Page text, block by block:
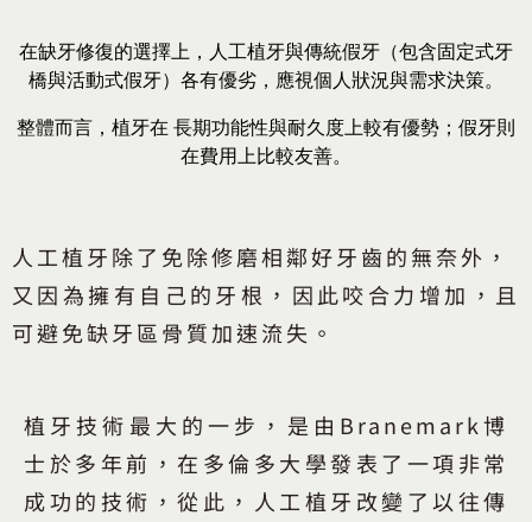
在缺牙修復的選擇上，人工植牙與傳統假牙（包含固定式牙
橋與活動式假牙）各有優劣， 應視個人狀況與需求決策。
整體而言，植牙在 長期功能性與耐久度上較有優勢；假牙則
在費用上比較友善。
人工植牙除了免除修磨相鄰好牙齒的無奈外，
又因為擁有自己的牙根，因此咬合力增加，且
可避免缺牙區骨質加速流失。
植牙技術最大的一步，是由Branemark博
士於多年前，在多倫多大學發表了一項非常
成功的技術，從此，人工植牙改變了以往傳